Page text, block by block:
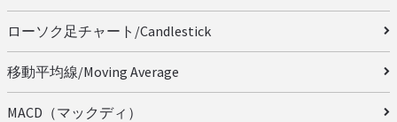
ローソク足チャート/Candlestick
移動平均線/Moving Average
MACD（マックディ）